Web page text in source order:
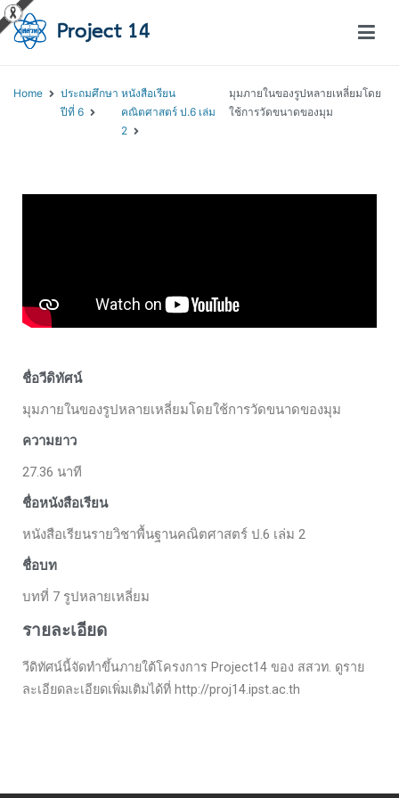
Home
ประถมศึกษา
ปีที่ 6
หนังสือเรียน
คณิตศาสตร์ ป.6 เล่ม
2
มุมภายในของรูปหลายเหลี่ยมโดย
ใช้การวัดขนาดของมุม
ชื่อวีดิทัศน์
มุมภายในของรูปหลายเหลี่ยมโดยใช้การวัดขนาดของมุม
ความยาว
27.36 นาที
ชื่อหนังสือเรียน
หนังสือเรียนรายวิชาพื้นฐานคณิตศาสตร์ ป.6 เล่ม 2
ชื่อบท
บทที่ 7 รูปหลายเหลี่ยม
รายละเอียด
วีดิทัศน์นี้จัดทำขึ้นภายใต้โครงการ Project14 ของ สสวท. ดูราย
ละเอียดละเอียดเพิ่มเติมได้ที่ http://proj14.ipst.ac.th